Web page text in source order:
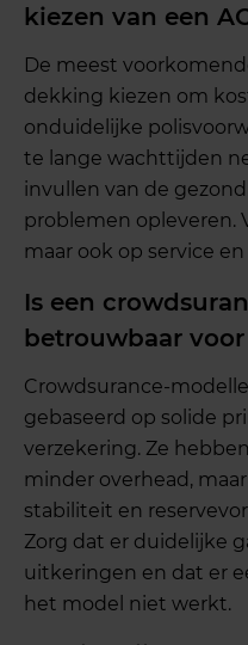
kiezen van een
De meest
dekking kiezen om
onduidelijke
te lange wachttijden
invullen van de
problemen opleveren.
maar ook op service
Is een
betrouwbaar
Crowdsurance-
gebaseerd op solide
verzekering. Ze
minder overhead,
stabiliteit en
Zorg dat er duidelijke
uitkeringen en dat er
het model niet werkt.